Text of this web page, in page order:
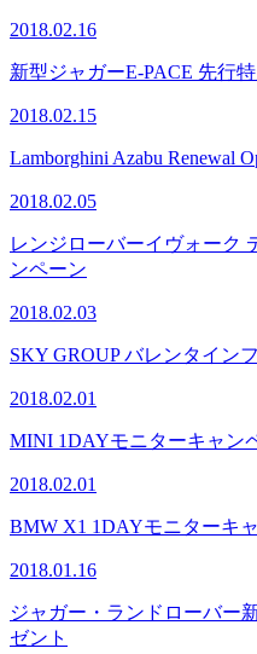
2018.02.16
新型ジャガーE-PACE 先行
2018.02.15
Lamborghini Azabu Renewal
2018.02.05
レンジローバーイヴォーク
ンペーン
2018.02.03
SKY GROUP バレンタイン
2018.02.01
MINI 1DAYモニターキャン
2018.02.01
BMW X1 1DAYモニターキ
2018.01.16
ジャガー・ランドローバー
ゼント